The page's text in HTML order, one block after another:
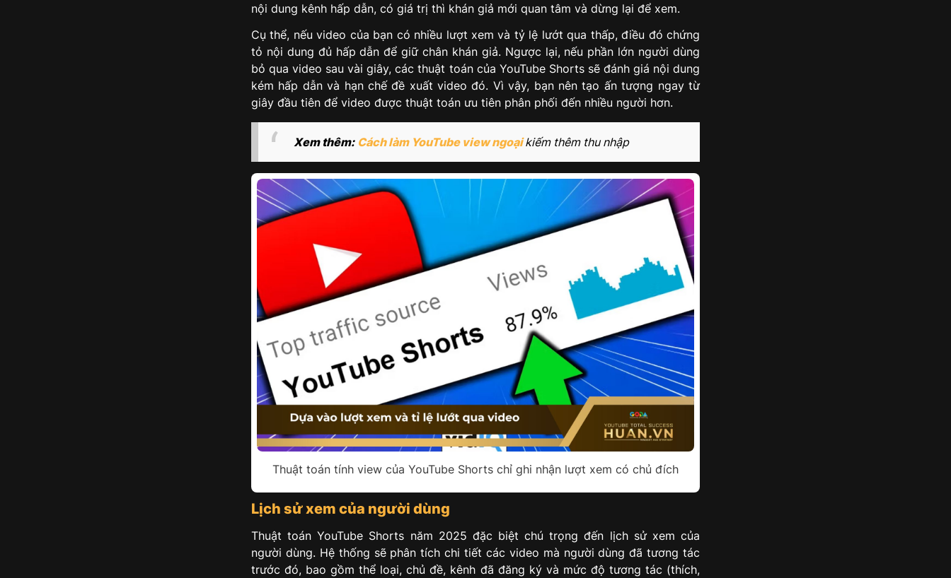
nội dung kênh hấp dẫn, có giá trị thì khán giả mới quan tâm và dừng lại để xem.
Cụ thể, nếu video của bạn có nhiều lượt xem và tỷ lệ lướt qua thấp, điều đó chứng
tỏ nội dung đủ hấp dẫn để giữ chân khán giả. Ngược lại, nếu phần lớn người dùng
bỏ qua video sau vài giây, các thuật toán của YouTube Shorts sẽ đánh giá nội dung
kém hấp dẫn và hạn chế đề xuất video đó. Vì vậy, bạn nên tạo ấn tượng ngay từ
giây đầu tiên để video được thuật toán ưu tiên phân phối đến nhiều người hơn.
Xem thêm: Cách làm YouTube view ngoại kiếm thêm thu nhập
Thuật toán tính view của YouTube Shorts chỉ ghi nhận lượt xem có chủ đích
Lịch sử xem của người dùng
Thuật toán YouTube Shorts năm 2025 đặc biệt chú trọng đến lịch sử xem của
người dùng. Hệ thống sẽ phân tích chi tiết các video mà người dùng đã tương tác
trước đó, bao gồm thể loại, chủ đề, kênh đã đăng ký và mức độ tương tác (thích,